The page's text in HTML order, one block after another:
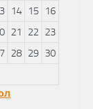
14 15
16
21 22 23
28 29 30